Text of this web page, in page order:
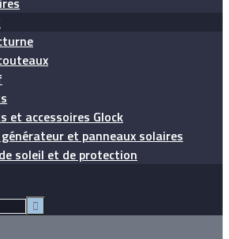
et accessoires Glock
et panneaux solaires
soleil et de protection